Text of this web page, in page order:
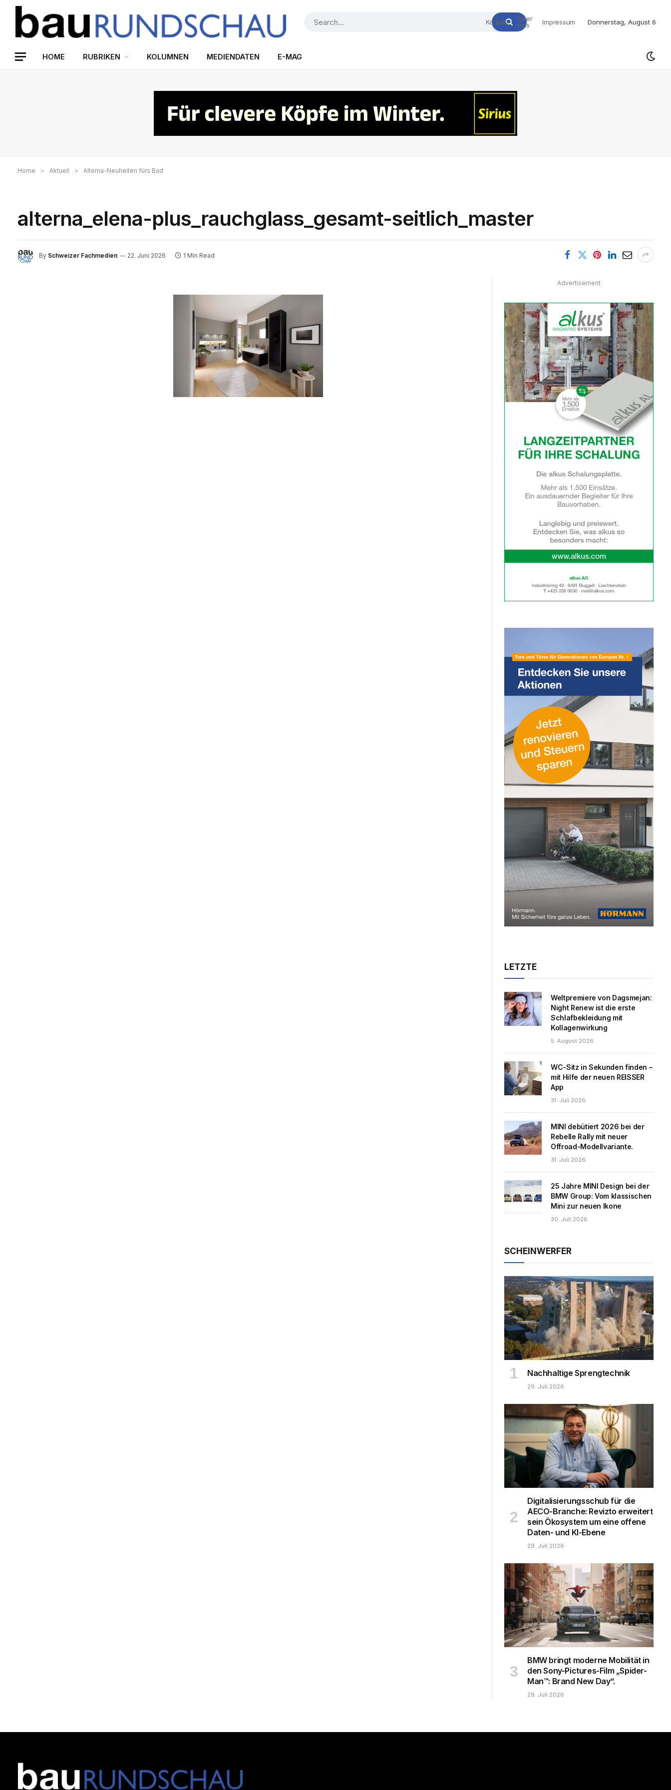
Kontakt
Über
Uns
Impressum Donnerstag, August 6
HOME RUBRIKEN KOLUMNEN MEDIENDATEN E-MAG
Home » Aktuell » Alterna-Neuheiten fürs Bad
alterna_elena-plus_rauchglass_gesamt-seitlich_master
By Schweizer Fachmedien 22. Juni 2026 1 Min Read
Advertisement
LETZTE
Weltpremiere von Dagsmejan:
Night Renew ist die erste
Schlafbekleidung mit
Kollagenwirkung
5. August 2026
WC-Sitz in Sekunden finden –
mit Hilfe der neuen REISSER
App
31. Juli 2026
MINI debütiert 2026 bei der
Rebelle Rally mit neuer
Offroad-Modellvariante.
31. Juli 2026
25 Jahre MINI Design bei der
BMW Group: Vom klassischen
Mini zur neuen Ikone
30. Juli 2026
SCHEINWERFER
Nachhaltige Sprengtechnik
29. Juli 2026
Digitalisierungsschub für die
AECO-Branche: Revizto erweitert
sein Ökosystem um eine offene
Daten- und KI-Ebene
29. Juli 2026
BMW bringt moderne Mobilität in
den Sony-Pictures-Film „Spider-
Man™: Brand New Day“.
29. Juli 2026